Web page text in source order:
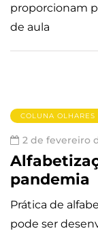
proporcionam
de aula
COLUNA OLHARES
2 de fevereiro
pandemia
Prática de
pode ser